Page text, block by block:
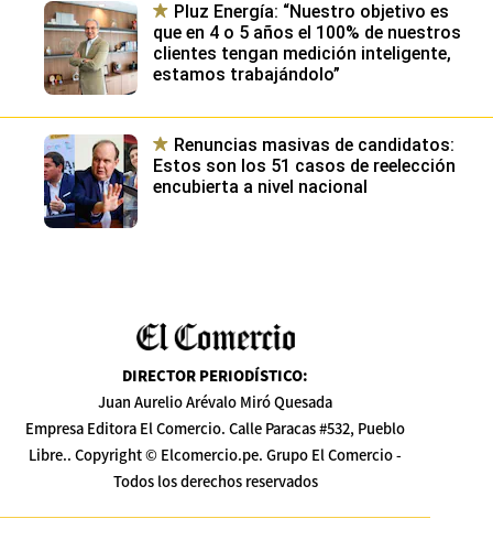
Pluz Energía: “Nuestro objetivo es
que en 4 o 5 años el 100% de nuestros
clientes tengan medición inteligente,
estamos trabajándolo”
Renuncias masivas de candidatos:
Estos son los 51 casos de reelección
encubierta a nivel nacional
DIRECTOR PERIODÍSTICO:
Juan Aurelio Arévalo Miró Quesada
Empresa Editora El Comercio. Calle Paracas #532, Pueblo
Libre.. Copyright © Elcomercio.pe. Grupo El Comercio -
Todos los derechos reservados